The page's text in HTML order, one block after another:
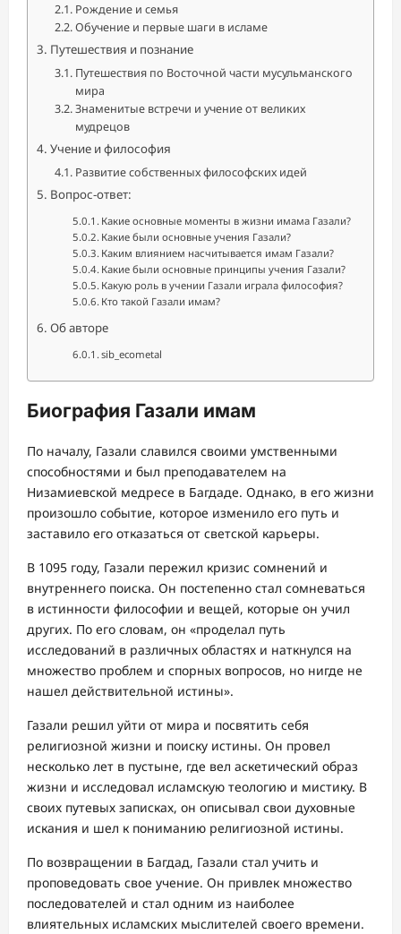
Рождение и семья
Обучение и первые шаги в исламе
Путешествия и познание
Путешествия по Восточной части мусульманского
мира
Знаменитые встречи и учение от великих
мудрецов
Учение и философия
Развитие собственных философских идей
Вопрос-ответ:
Какие основные моменты в жизни имама Газали?
Какие были основные учения Газали?
Каким влиянием насчитывается имам Газали?
Какие были основные принципы учения Газали?
Какую роль в учении Газали играла философия?
Кто такой Газали имам?
Об авторе
sib_ecometal
Биография Газали имам
По началу, Газали славился своими умственными
способностями и был преподавателем на
Низамиевской медресе в Багдаде. Однако, в его жизни
произошло событие, которое изменило его путь и
заставило его отказаться от светской карьеры.
В 1095 году, Газали пережил кризис сомнений и
внутреннего поиска. Он постепенно стал сомневаться
в истинности философии и вещей, которые он учил
других. По его словам, он «проделал путь
исследований в различных областях и наткнулся на
множество проблем и спорных вопросов, но нигде не
нашел действительной истины».
Газали решил уйти от мира и посвятить себя
религиозной жизни и поиску истины. Он провел
несколько лет в пустыне, где вел аскетический образ
жизни и исследовал исламскую теологию и мистику. В
своих путевых записках, он описывал свои духовные
искания и шел к пониманию религиозной истины.
По возвращении в Багдад, Газали стал учить и
проповедовать свое учение. Он привлек множество
последователей и стал одним из наиболее
влиятельных исламских мыслителей своего времени.